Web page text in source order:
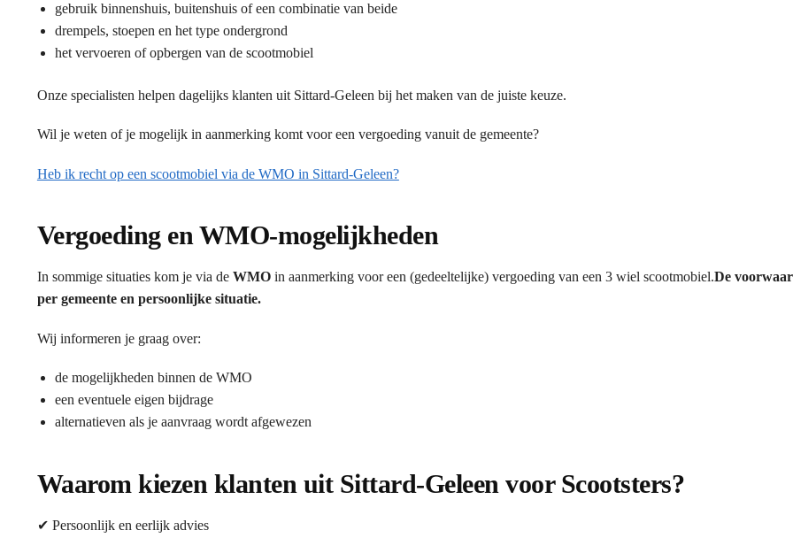
gebruik binnenshuis, buitenshuis of een combinatie van beide
drempels, stoepen en het type ondergrond
het vervoeren of opbergen van de scootmobiel
Onze specialisten helpen dagelijks klanten uit Sittard-Geleen bij het maken van de juiste keuze.
Wil je weten of je mogelijk in aanmerking komt voor een vergoeding vanuit de gemeente?
Heb ik recht op een scootmobiel via de WMO in Sittard-Geleen?
Vergoeding en WMO-mogelijkheden
In sommige situaties kom je via de WMOin aanmerking voor een (gedeeltelijke) vergoeding van een 3 wiel scootmobiel.De
per gemeente en persoonlijke situatie.
Wij informeren je graag over:
de mogelijkheden binnen de WMO
een eventuele eigen bijdrage
alternatieven als je aanvraag wordt afgewezen
Waarom kiezen klanten uit Sittard-Geleen voor Scootsters?
✔ Persoonlijk en eerlijk advies